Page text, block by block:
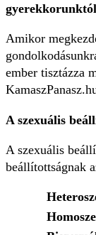
Amikor
ember tisztázza
A szexuális
A szexuális
beállítottságnak